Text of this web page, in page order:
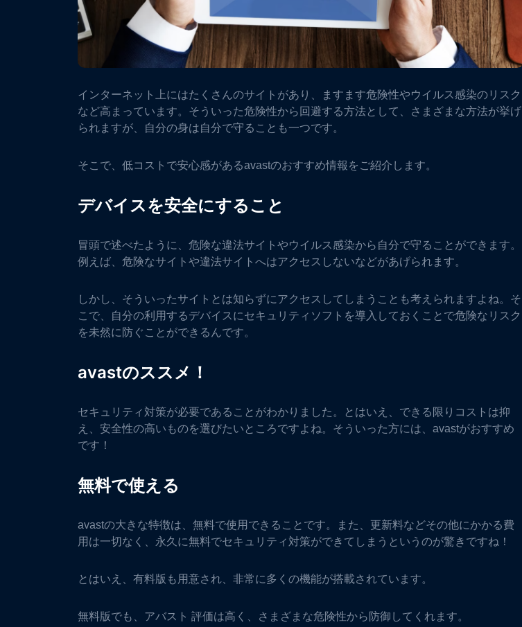
インターネット上にはたくさんのサイトがあり、ますます危険性やウイルス感染のリスク
など高まっています。そういった危険性から回避する方法として、さまざまな方法が挙げ
られますが、自分の身は自分で守ることも一つです。
そこで、低コストで安心感があるavastのおすすめ情報をご紹介します。
デバイスを安全にすること
冒頭で述べたように、危険な違法サイトやウイルス感染から自分で守ることができます。
例えば、危険なサイトや違法サイトへはアクセスしないなどがあげられます。
しかし、そういったサイトとは知らずにアクセスしてしまうことも考えられますよね。そ
こで、自分の利用するデバイスにセキュリティソフトを導入しておくことで危険なリスク
を未然に防ぐことができるんです。
avastのススメ！
セキュリティ対策が必要であることがわかりました。とはいえ、できる限りコストは抑
え、安全性の高いものを選びたいところですよね。そういった方には、avastがおすすめ
です！
無料で使える
avastの大きな特徴は、無料で使用できることです。また、更新料などその他にかかる費
用は一切なく、永久に無料でセキュリティ対策ができてしまうというのが驚きですね！
とはいえ、有料版も用意され、非常に多くの機能が搭載されています。
無料版でも、アバスト 評価は高く、さまざまな危険性から防御してくれます。